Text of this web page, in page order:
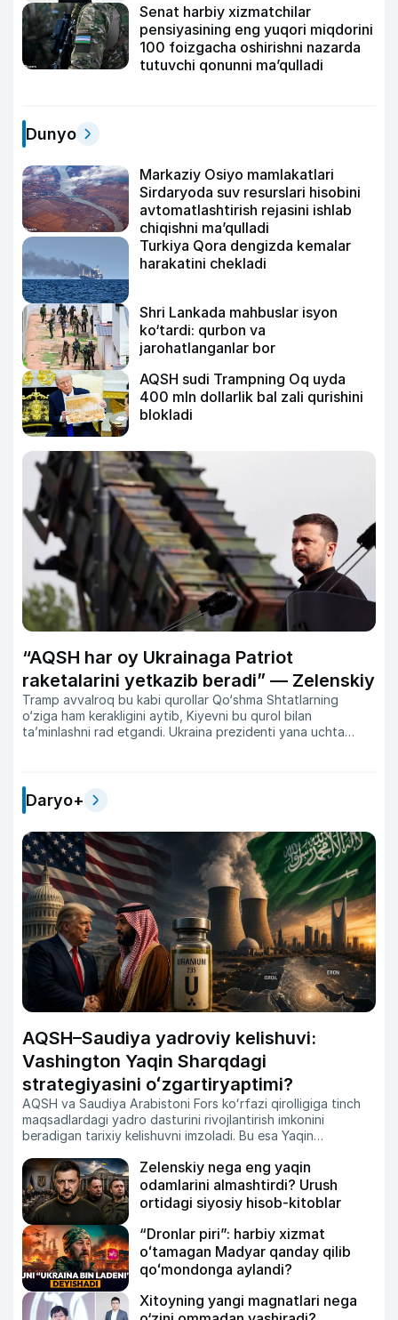
Senat harbiy xizmatchilar
pensiyasining eng yuqori miqdorini
100 foizgacha oshirishni nazarda
tutuvchi qonunni ma’qulladi
Dunyo
Markaziy Osiyo mamlakatlari
Sirdaryoda suv resurslari hisobini
avtomatlashtirish rejasini ishlab
chiqishni ma’qulladi
Turkiya Qora dengizda kemalar
harakatini chekladi
Shri Lankada mahbuslar isyon
ko‘tardi: qurbon va
jarohatlanganlar bor
AQSH sudi Trampning Oq uyda
400 mln dollarlik bal zali qurishini
blokladi
“AQSH har oy Ukrainaga Patriot
raketalarini yetkazib beradi” — Zelenskiy
Tramp avvalroq bu kabi qurollar Qo‘shma Shtatlarning
o‘ziga ham kerakligini aytib, Kiyevni bu qurol bilan
ta’minlashni rad etgandi. Ukraina prezidenti yana uchta
Daryo+
AQSH–Saudiya yadroviy kelishuvi:
Vashington Yaqin Sharqdagi
strategiyasini oʻzgartiryaptimi?
AQSH va Saudiya Arabistoni Fors koʻrfazi qirolligiga tinch
maqsadlardagi yadro dasturini rivojlantirish imkonini
beradigan tarixiy kelishuvni imzoladi. Bu esa Yaqin
masalasida yangi savollarni kun tartibiga olib chiqmoqda.
Zero, Isroil Eronning uranni boyitish dasturini oʻz milliy
xavfsizligiga tahdid sifatida baholab keladi.Xoʻsh, nega
Vashington endi Ar-Riyodga aynan shunday imkoniyatni
taqdim etmoqda?
Zelenskiy nega eng yaqin
odamlarini almashtirdi? Urush
ortidagi siyosiy hisob-kitoblar
“Dronlar piri”: harbiy xizmat
oʻtamagan Madyar qanday qilib
qoʻmondonga aylandi?
Xitoyning yangi magnatlari nega